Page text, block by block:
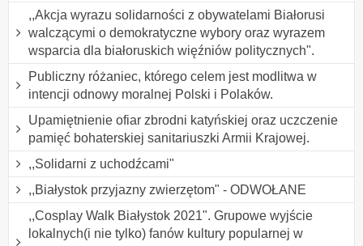
,,Akcja wyrazu solidarności z obywatelami Białorusi
walczącymi o demokratyczne wybory oraz wyrazem
wsparcia dla białoruskich więźniów politycznych".
Publiczny różaniec, którego celem jest modlitwa w
intencji odnowy moralnej Polski i Polaków.
Upamiętnienie ofiar zbrodni katyńskiej oraz uczczenie
pamięć bohaterskiej sanitariuszki Armii Krajowej.
,,Solidarni z uchodźcami"
,,Białystok przyjazny zwierzętom" - ODWOŁANE
,,Cosplay Walk Białystok 2021". Grupowe wyjście
lokalnych(i nie tylko) fanów kultury popularnej w